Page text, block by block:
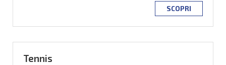
SCOPRI
Tennis